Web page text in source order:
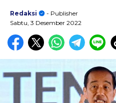
Redaksi
- Publisher
Sabtu, 3 Desember 2022